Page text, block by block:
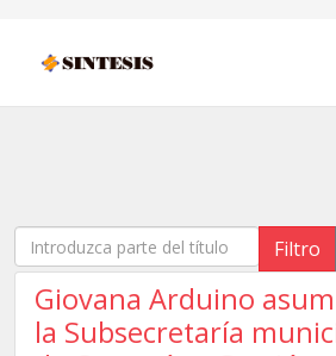
Introduzca parte del título Filtro
Giovana Arduino
la Subsecretaría